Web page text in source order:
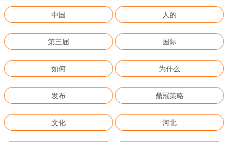
中国 人的
第三届 国际
如何 为什么
发布 鼎冠策略
文化 河北